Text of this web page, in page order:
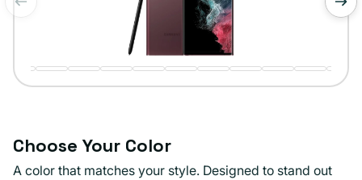
Choose Your Color
A color that matches your style. Designed to stand out